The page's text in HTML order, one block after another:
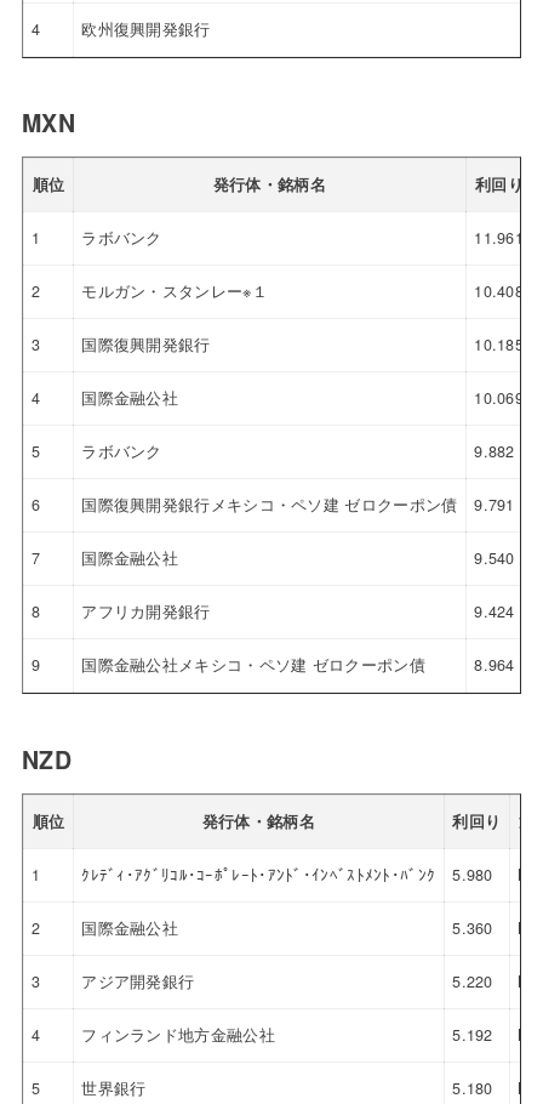
4 欧州復興開発銀行
MXN
順位 発行体・銘柄名 利回り
1 ラボバンク 11.961
2 モルガン・スタンレー※１ 10.408
3 国際復興開発銀行 10.185
4 国際金融公社 10.069
5 ラボバンク 9.882
6 国際復興開発銀行メキシコ・ペソ建 ゼロクーポン債 9.791
7 国際金融公社 9.540
8 アフリカ開発銀行 9.424
9 国際金融公社メキシコ・ペソ建 ゼロクーポン債 8.964
NZD
順位 発行体・銘柄名 利回り 通
1 ｸﾚﾃﾞｨ･ｱｸﾞﾘｺﾙ･ｺｰﾎﾟﾚｰﾄ･ｱﾝﾄﾞ･ｲﾝﾍﾞｽﾄﾒﾝﾄ･ﾊﾞﾝｸ 5.980
2 国際金融公社 5.360
3 アジア開発銀行 5.220
4 フィンランド地方金融公社 5.192
5 世界銀行 5.180